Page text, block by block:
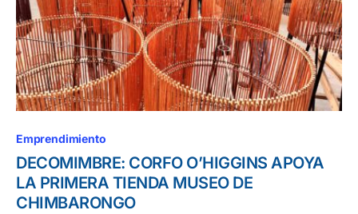
Emprendimiento
DECOMIMBRE: CORFO O’HIGGINS APOYA
LA PRIMERA TIENDA MUSEO DE
CHIMBARONGO